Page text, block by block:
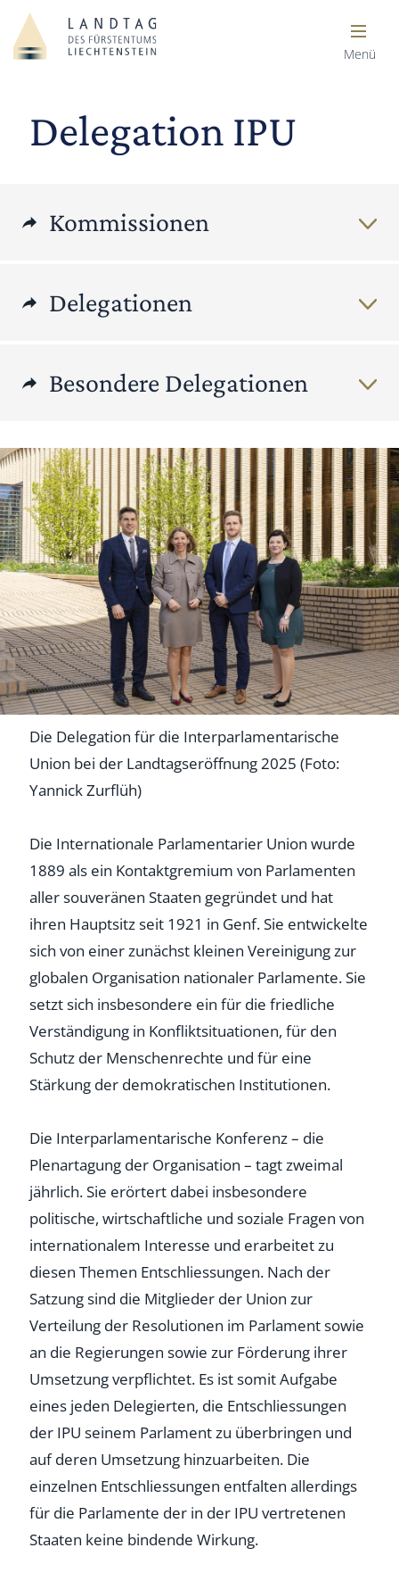
Menü
Delegation IPU
Kommissionen
Delegationen
Besondere Delegationen
Die Delegation für die Interparlamentarische
Union bei der Landtagseröffnung 2025 (Foto:
Yannick Zurflüh)
Die Internationale Parlamentarier Union wurde
1889 als ein Kontaktgremium von Parlamenten
aller souveränen Staaten gegründet und hat
ihren Hauptsitz seit 1921 in Genf. Sie entwickelte
sich von einer zunächst kleinen Vereinigung zur
globalen Organisation nationaler Parlamente. Sie
setzt sich insbesondere ein für die friedliche
Verständigung in Konfliktsituationen, für den
Schutz der Menschenrechte und für eine
Stärkung der demokratischen Institutionen.
Die Interparlamentarische Konferenz – die
Plenartagung der Organisation – tagt zweimal
jährlich. Sie erörtert dabei insbesondere
politische, wirtschaftliche und soziale Fragen von
internationalem Interesse und erarbeitet zu
diesen Themen Entschliessungen. Nach der
Satzung sind die Mitglieder der Union zur
Verteilung der Resolutionen im Parlament sowie
an die Regierungen sowie zur Förderung ihrer
Umsetzung verpflichtet. Es ist somit Aufgabe
eines jeden Delegierten, die Entschliessungen
der IPU seinem Parlament zu überbringen und
auf deren Umsetzung hinzuarbeiten. Die
einzelnen Entschliessungen entfalten allerdings
für die Parlamente der in der IPU vertretenen
Staaten keine bindende Wirkung.